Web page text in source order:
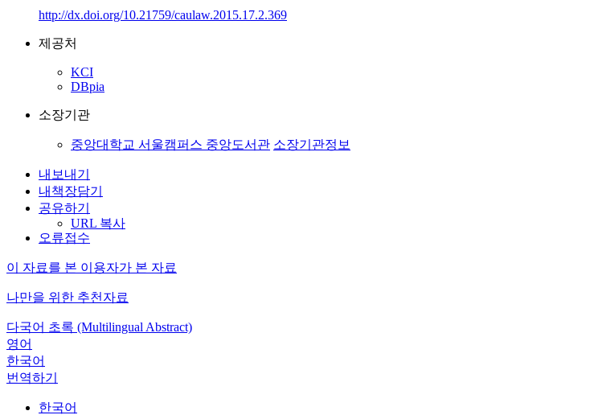
http://dx.doi.org/10.21759/caulaw.2015.17.2.369
제공처
KCI
DBpia
소장기관
중앙대학교 서울캠퍼스 중앙도서관 소장기관정보
내보내기
내책장담기
공유하기
URL 복사
오류접수
이 자료를 본 이용자가 본 자료
나만을 위한 추천자료
다국어 초록 (Multilingual Abstract)
영어
한국어
번역하기
한국어